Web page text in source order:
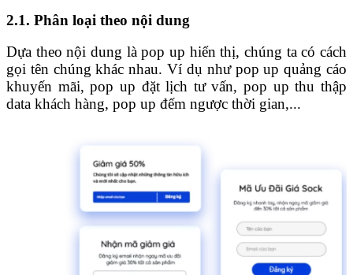
2.1. Phân loại theo nội dung
Dựa theo nội dung là pop up hiển thị, chúng ta có cách
gọi tên chúng khác nhau. Ví dụ như pop up quảng cáo
khuyến mãi, pop up đặt lịch tư vấn, pop up thu thập
data khách hàng, pop up đếm ngược thời gian,...